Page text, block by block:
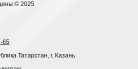
© 2025
65
Татарстан, г. Казань